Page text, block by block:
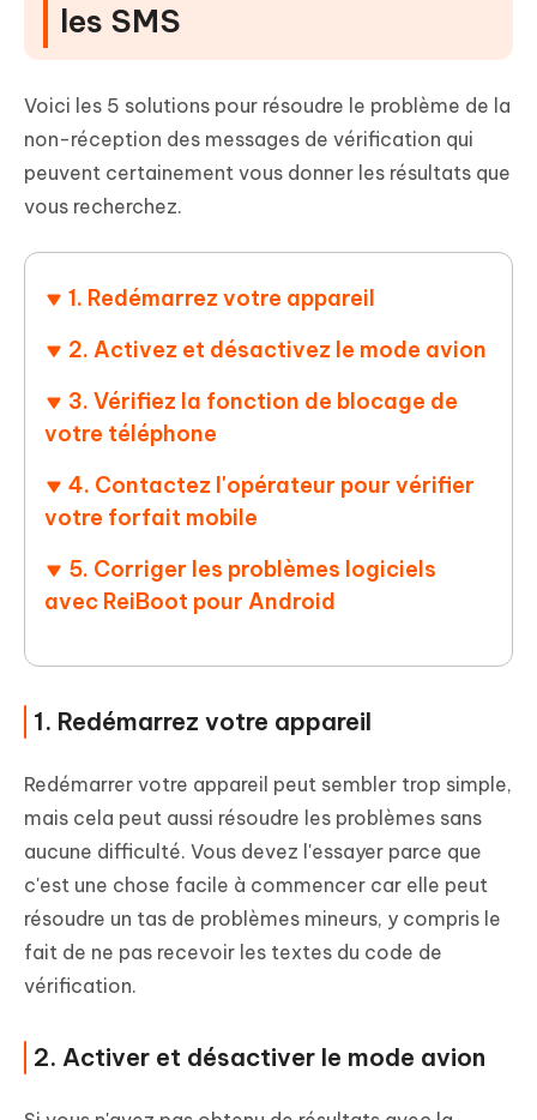
les SMS
Voici les 5 solutions pour résoudre le problème de la
non-réception des messages de vérification qui
peuvent certainement vous donner les résultats que
vous recherchez.
1. Redémarrez votre appareil
2. Activez et désactivez le mode avion
3. Vérifiez la fonction de blocage de
votre téléphone
4. Contactez l'opérateur pour vérifier
votre forfait mobile
5. Corriger les problèmes logiciels
avec ReiBoot pour Android
1. Redémarrez votre appareil
Redémarrer votre appareil peut sembler trop simple,
mais cela peut aussi résoudre les problèmes sans
aucune difficulté. Vous devez l'essayer parce que
c'est une chose facile à commencer car elle peut
résoudre un tas de problèmes mineurs, y compris le
fait de ne pas recevoir les textes du code de
vérification.
2. Activer et désactiver le mode avion